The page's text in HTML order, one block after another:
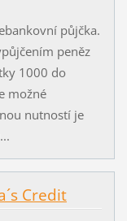
půjčka.
peněz
1000 do
možné
nutností je
Credit